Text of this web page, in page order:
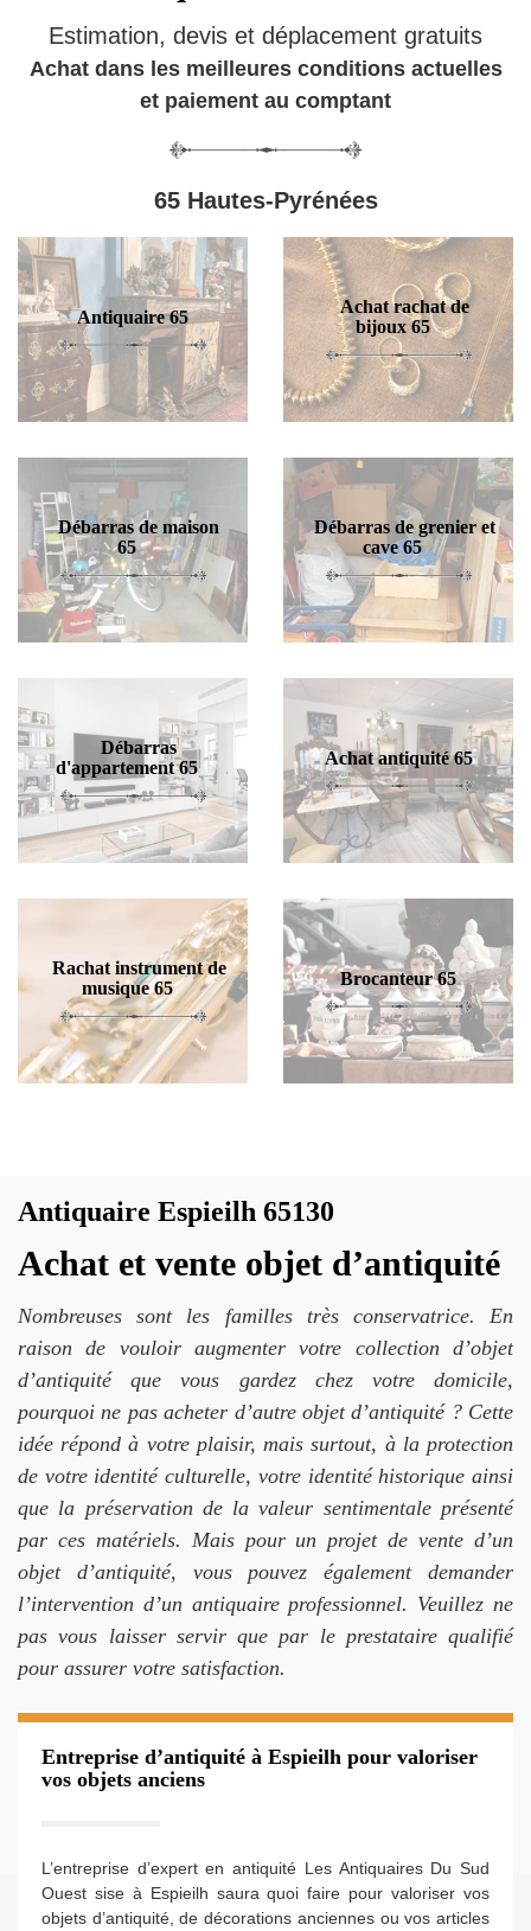
Estimation, devis et déplacement gratuits
Achat dans les meilleures conditions actuelles
et paiement au comptant
65 Hautes-Pyrénées
Antiquaire 65
Achat rachat de
bijoux 65
Débarras de maison
65
Débarras de grenier et
cave 65
Débarras
d'appartement 65
Achat antiquité 65
Rachat instrument de
musique 65
Brocanteur 65
Antiquaire Espieilh 65130
Achat et vente objet d’antiquité
Nombreuses sont les familles très conservatrice. En
raison de vouloir augmenter votre collection d’objet
d’antiquité que vous gardez chez votre domicile,
pourquoi ne pas acheter d’autre objet d’antiquité ? Cette
idée répond à votre plaisir, mais surtout, à la protection
de votre identité culturelle, votre identité historique ainsi
que la préservation de la valeur sentimentale présenté
par ces matériels. Mais pour un projet de vente d’un
objet d’antiquité, vous pouvez également demander
l’intervention d’un antiquaire professionnel. Veuillez ne
pas vous laisser servir que par le prestataire qualifié
pour assurer votre satisfaction.
Entreprise d’antiquité à Espieilh pour valoriser
vos objets anciens
L’entreprise d’expert en antiquité Les Antiquaires Du Sud
Ouest sise à Espieilh saura quoi faire pour valoriser vos
objets d’antiquité, de décorations anciennes ou vos articles